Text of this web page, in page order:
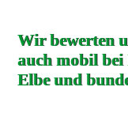
Wir bewerten
auch mobil
Elbe und